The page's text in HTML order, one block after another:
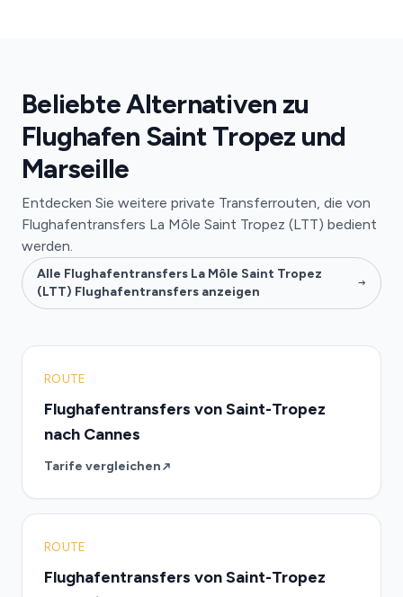
Beliebte Alternativen zu
Flughafen Saint Tropez und
Marseille
Entdecken Sie weitere private Transferrouten, die von
Flughafentransfers La Môle Saint Tropez (LTT) bedient
werden.
Alle Flughafentransfers La Môle Saint Tropez
(LTT) Flughafentransfers anzeigen
ROUTE
Flughafentransfers von Saint-Tropez
nach Cannes
Tarife vergleichen
ROUTE
Flughafentransfers von Saint-Tropez